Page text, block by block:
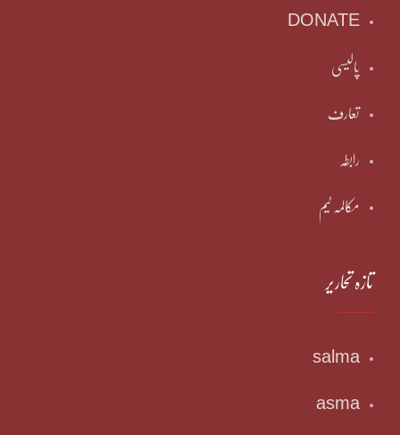
DONATE
پالیسی
تعارف
رابطہ
مکالمہ ٹیم
تازہ تحاریر
salma
asma